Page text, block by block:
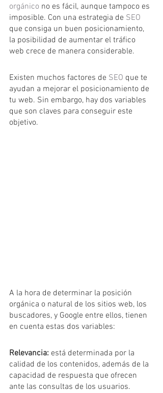
orgánico no es fácil, aunque tampoco es
imposible. Con una estrategia de SEO
que consiga un buen posicionamiento,
la posibilidad de aumentar el tráfico
web crece de manera considerable.
Existen muchos factores de SEO que te
ayudan a mejorar el posicionamiento de
tu web. Sin embargo, hay dos variables
que son claves para conseguir este
objetivo.
A la hora de determinar la posición
orgánica o natural de los sitios web, los
buscadores, y Google entre ellos, tienen
en cuenta estas dos variables:
Relevancia: está determinada por la
calidad de los contenidos, además de la
capacidad de respuesta que ofrecen
ante las consultas de los usuarios.